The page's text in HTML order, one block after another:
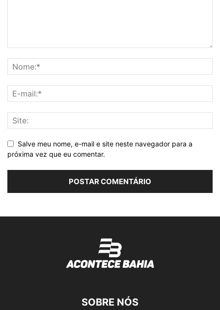
Salve meu nome, e-mail e site neste navegador para a
próxima vez que eu comentar.
SOBRE NÓS